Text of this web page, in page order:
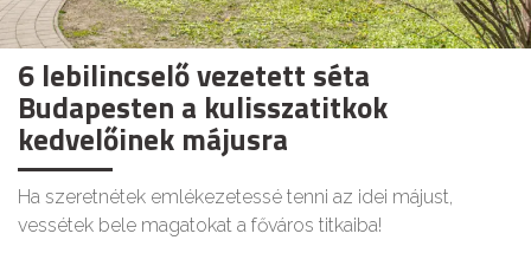
6 lebilincselő vezetett séta
Budapesten a kulisszatitkok
kedvelőinek májusra
Ha szeretnétek emlékezetessé tenni az idei májust,
vessétek bele magatokat a főváros titkaiba!